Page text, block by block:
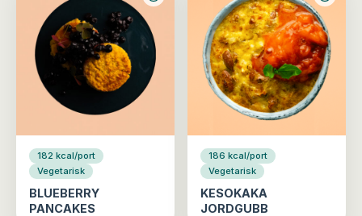
182 kcal/port
Vegetarisk
BLUEBERRY
PANCAKES
186 kcal/port
Vegetarisk
KESOKAKA
JORDGUBB